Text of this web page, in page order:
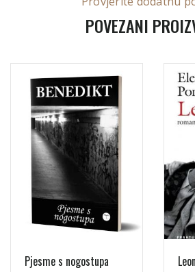
POVEZANI
Pjesme s nogostupa